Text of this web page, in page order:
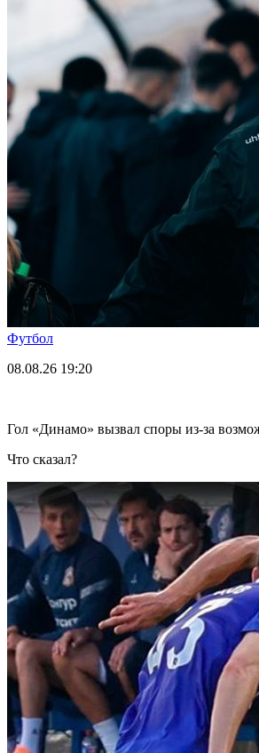
Футбол
08.08.26 19:20
Гол «Динамо» вызвал споры из-за
Что сказал?